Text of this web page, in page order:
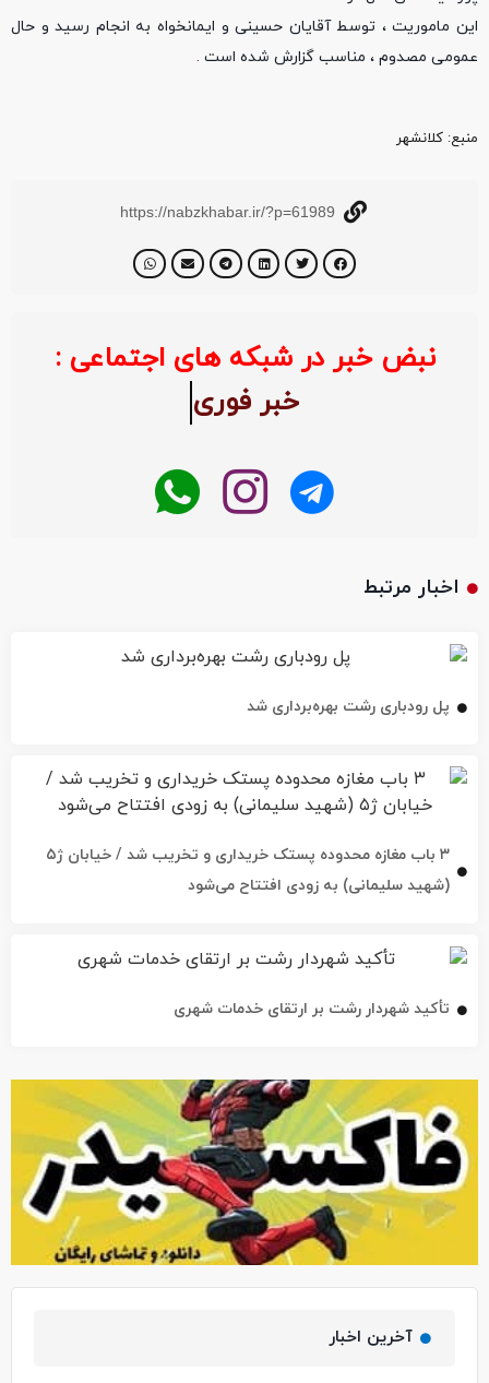
این ماموریت ، توسط آقایان حسینی و ایمانخواه به انجام رسید و حال
عمومی مصدوم ، مناسب گزارش شده است .
منبع‌: کلانشهر
https://nabzkhabar.ir/?p=61989
نبض خبر در شبکه های اجتماعی : خبر
پل رودباری رشت بهره‌برداری شد
تأکید شهردار رشت بر ارتقای خدمات شهری
آخرین اخبار